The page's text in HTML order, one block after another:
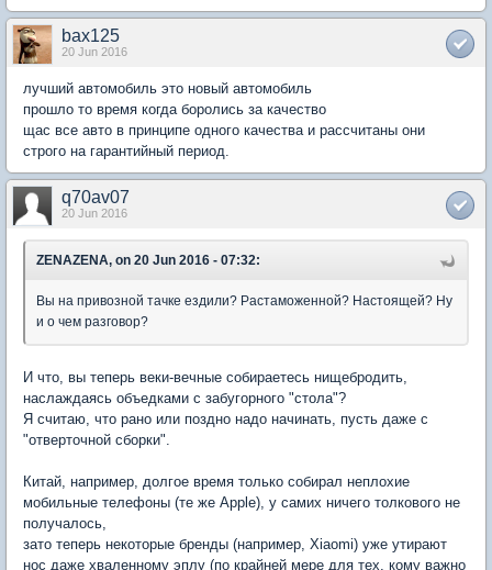
bax125
20 Jun 2016
лучший автомобиль это новый автомобиль
прошло то время когда боролись за качество
щас все авто в принципе одного качества и рассчитаны они
строго на гарантийный период.
q70av07
20 Jun 2016
ZENAZENA, on 20 Jun 2016 - 07:32:
Вы на привозной тачке ездили? Растаможенной? Настоящей? Ну
и о чем разговор?
И что, вы теперь веки-вечные собираетесь нищебродить,
наслаждаясь объедками с забугорного "стола"?
Я считаю, что рано или поздно надо начинать, пусть даже с
"отверточной сборки".
Китай, например, долгое время только собирал неплохие
мобильные телефоны (те же Apple), у самих ничего толкового не
получалось,
зато теперь некоторые бренды (например, Xiaomi) уже утирают
нос даже хваленному эплу (по крайней мере для тех, кому важно